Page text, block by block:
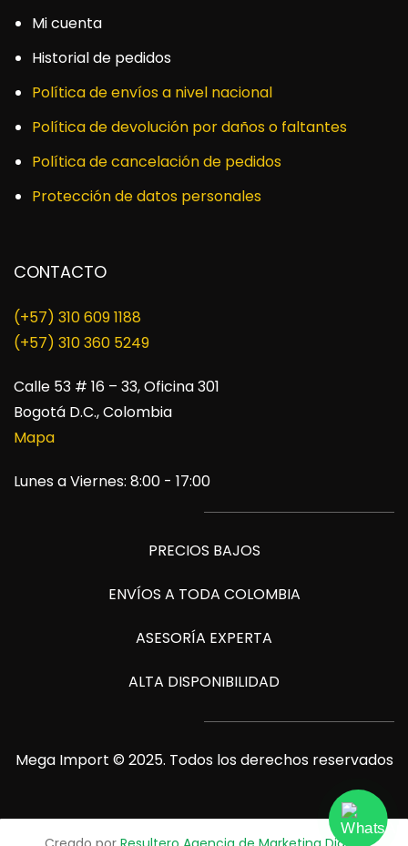
Mi cuenta
Historial de pedidos
Política de envíos a nivel nacional
Política de devolución por daños o faltantes
Política de cancelación de pedidos
Protección de datos personales
CONTACTO
(+57) 310 609 1188
​(+57) 310 360 5249
Calle 53 # 16 – 33, Oficina 301
Bogotá D.C., Colombia
Mapa
Lunes a Viernes: 8:00 - 17:00
PRECIOS BAJOS
ENVÍOS A TODA COLOMBIA
ASESORÍA EXPERTA
ALTA DISPONIBILIDAD
Mega Import © 2025. Todos los derechos reservados